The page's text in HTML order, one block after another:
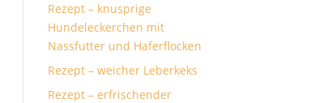
Rezept – knusprige
Hundeleckerchen mit
Nassfutter und Haferflocken
Rezept – weicher Leberkeks
Rezept – erfrischender